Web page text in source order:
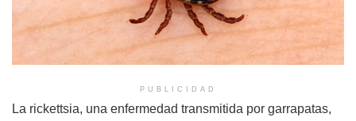
PUBLICIDAD
La rickettsia, una enfermedad transmitida por garrapatas,